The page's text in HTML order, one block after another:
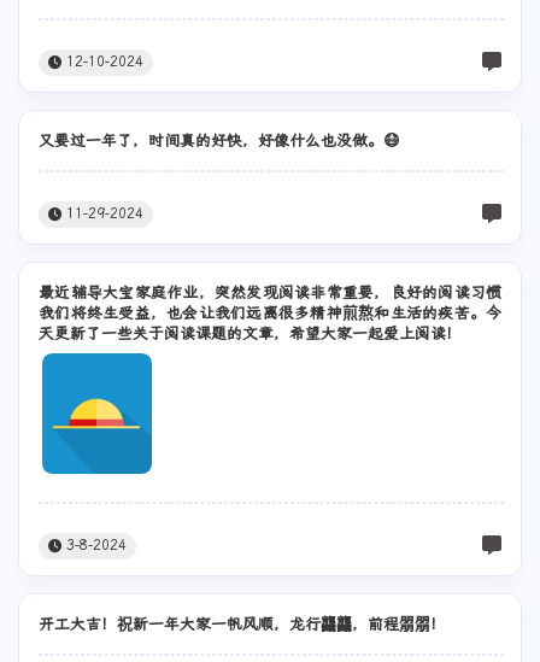
12-10-2024
又要过一年了，时间真的好快，好像什么也没做。😷
11-29-2024
最近辅导大宝家庭作业，突然发现阅读非常重要，良好的阅读习惯
我们将终生受益，也会让我们远离很多精神煎熬和生活的疾苦。今
天更新了一些关于阅读课题的文章，希望大家一起爱上阅读！
3-8-2024
开工大吉！祝新一年大家一帆风顺，龙行龘龘，前程朤朤！